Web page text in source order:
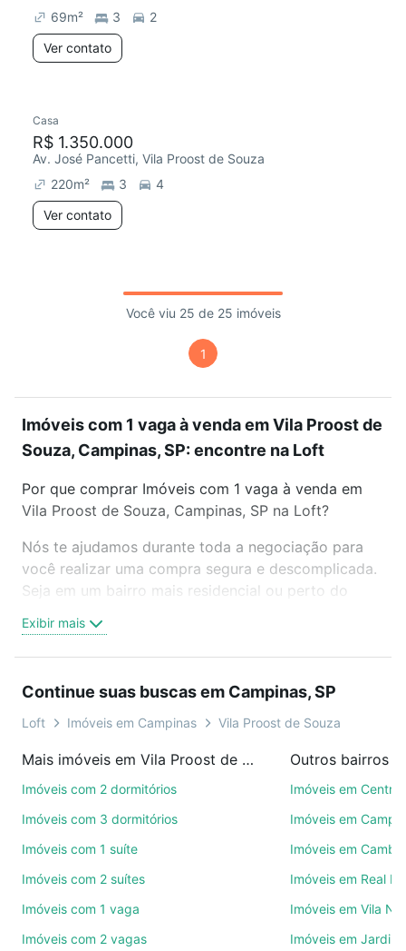
69m² 3
2
Ver contato
Casa
R$ 1.350.000
Av. José Pancetti, Vila Proost de Souza
220m² 3
4
Ver contato
Você viu 25 de 25 imóveis
1
Imóveis com 1 vaga à venda em Vila Proost de
Souza, Campinas, SP: encontre na Loft
Por que comprar Imóveis com 1 vaga à venda em
Vila Proost de Souza, Campinas, SP na Loft?
Nós te ajudamos durante toda a negociação para
você realizar uma compra segura e descomplicada.
Seja em um bairro mais residencial ou perto do
oferta ideal de Imóveis com 1 vaga à venda em Vila
Proost de Souza, Campinas, SP para conquistar seu
videochamada, é grátis, sem compromisso e você
ainda conta com mais de 46 mil corretores e
de imóveis.
ruas, bairros e até condomínios favoritos. Você
também pode usar os filtros como quantidade de
quartos, suítes, com ou sem vaga de garagem para
comodidades, como piscina, academia, salão de
Exibir mais
Continue suas buscas em Campinas, SP
Loft Imóveis em Campinas Vila Proost de Souza
Mais imóveis em Vila Proost de Souza
Imóveis com 2 dormitórios
Imóveis com 3 dormitórios
Imóveis com 1 suíte
Imóveis com 2 suítes
Imóveis com 1 vaga
Imóveis com 2 vagas
Outros bairros
Imóveis em Centro
Imóveis em
Imóveis em Cambuí
Imóveis em Real
Imóveis em Vila
Imóveis em Jardim